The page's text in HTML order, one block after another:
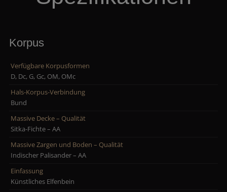
Korpus
Verfügbare Korpusformen
D, Dc, G, Gc, OM, OMc
Hals-Korpus-Verbindung
Bund
Massive Decke – Qualität
Sitka-Fichte – AA
Massive Zargen und Boden – Qualität
Indischer Palisander – AA
Einfassung
Künstliches Elfenbein